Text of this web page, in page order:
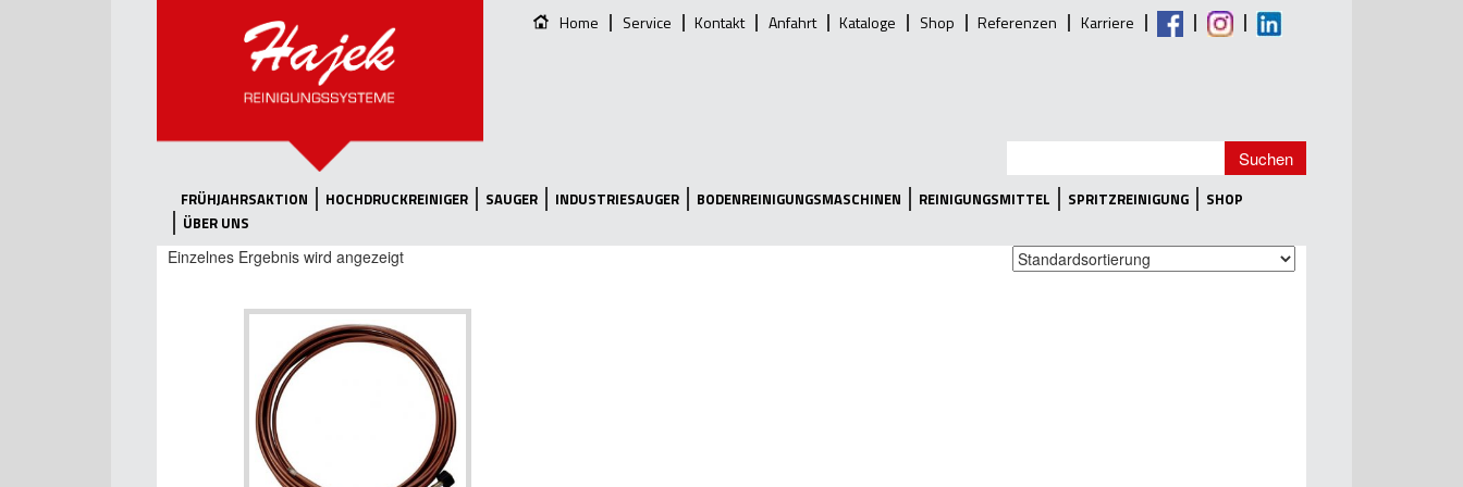
Home Service Kontakt Anfahrt Kataloge Shop Referenzen Karriere
FRÜHJAHRSAKTION HOCHDRUCKREINIGER SAUGER INDUSTRIESAUGER BODENREINIGUNGSMASCHINEN REINIGUNGSMITTEL SPRITZREINIGUNG
SHOP
ÜBER UNS
Einzelnes Ergebnis wird angezeigt